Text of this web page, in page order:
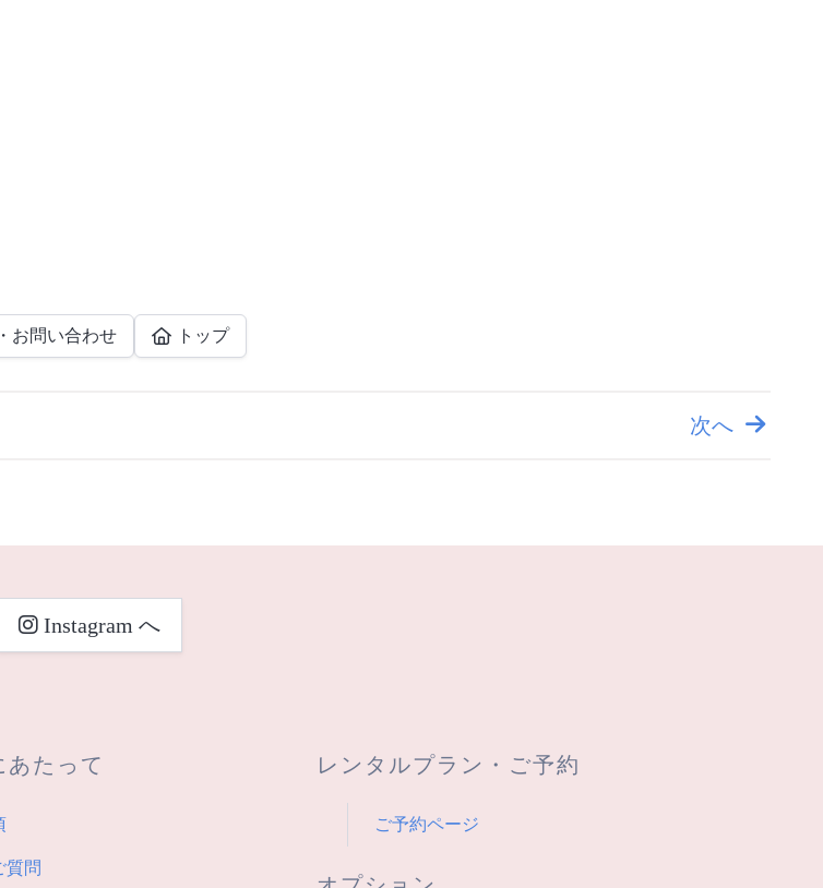
お問い合わせ トップ
次へ
Instagram へ
あたって
質問
レンタルプラン・ご予約
ご予約ページ